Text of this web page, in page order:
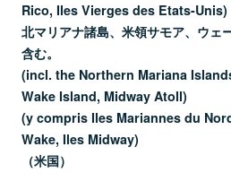
Rico, Iles Vierges des Etats-Unis)
北マリアナ諸島、米領サモア、ウェ
含む。
(incl. the Northern Mariana
Wake Island, Midway Atoll)
(y compris Iles Mariannes du
Wake, Iles Midway)
（米国）